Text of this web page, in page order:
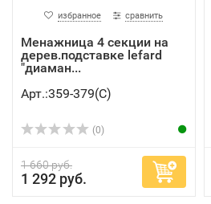
избранное сравнить
Менажница 4 секции на
дерев.подставке lefard
"диаман...
Арт.:359-379(C)
(0)
1 660 руб.
1 292 руб.